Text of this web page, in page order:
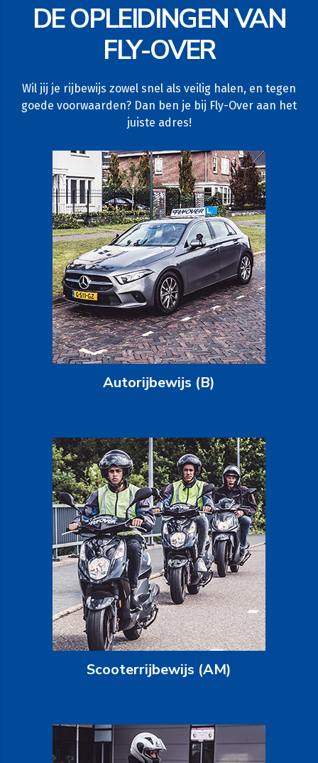
DE OPLEIDINGEN VAN
FLY-OVER
Wil jij je rijbewijs zowel snel als veilig halen, en tegen
goede voorwaarden? Dan ben je bij Fly-Over aan het
juiste adres!
Autorijbewijs (B)
Scooterrijbewijs (AM)